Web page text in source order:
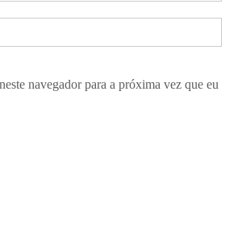
navegador para a próxima vez que eu